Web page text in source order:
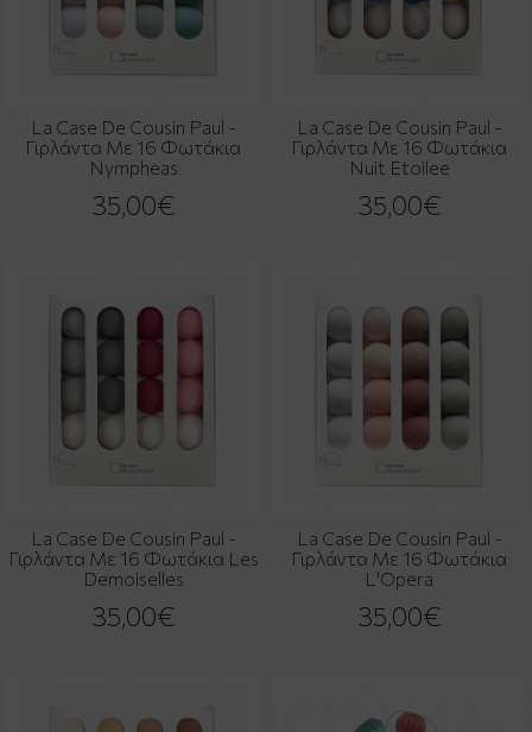
La Case De Cousin Paul -
Γιρλάντα Με 16 Φωτάκια
Nympheas
35,00€
La Case De Cousin Paul -
Γιρλάντα Με 16 Φωτάκια
Nuit Etoilee
35,00€
La Case De Cousin Paul -
Γιρλάντα Με 16 Φωτάκια Les
Demoiselles
35,00€
La Case De Cousin Paul -
Γιρλάντα Με 16 Φωτάκια
L'Opera
35,00€